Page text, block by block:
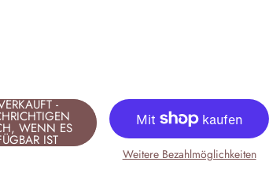
-
WENN ES
IST
Weitere Bezahlmöglichkeiten